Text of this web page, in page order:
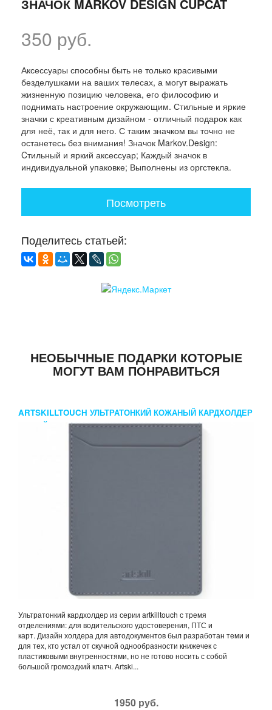
ЗНАЧОК MARKOV DESIGN CUPCAT
350 руб.
Аксессуары способны быть не только красивыми
безделушками на ваших телесах, а могут выражать
жизненную позицию человека, его философию и
поднимать настроение окружающим. Стильные и яркие
значки с креативным дизайном - отличный подарок как
для неё, так и для него. С таким значком вы точно не
останетесь без внимания! Значок Markov.Design:
Cтильный и яркий аксессуар; Каждый значок в
индивидуальной упаковке; Выполнены из оргстекла.
Посмотреть
Поделитесь статьей:
НЕОБЫЧНЫЕ ПОДАРКИ КОТОРЫЕ
МОГУТ ВАМ ПОНРАВИТЬСЯ
ARTSKILLTOUCH УЛЬТРАТОНКИЙ КОЖАНЫЙ КАРДХОЛДЕР
СЕРЫЙ
Ультратонкий кардхолдер из серии artkilltouch с тремя
отделениями: для водительского удостоверения, ПТС и
карт. Дизайн холдера для автодокументов был разработан теми и
для тех, кто устал от скучной однообразности книжечек с
пластиковыми внутренностями, но не готово носить с собой
большой громоздкий клатч. Artski...
1950 руб.